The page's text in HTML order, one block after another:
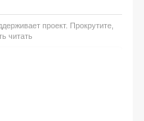
проект. Прокрутите,
читать